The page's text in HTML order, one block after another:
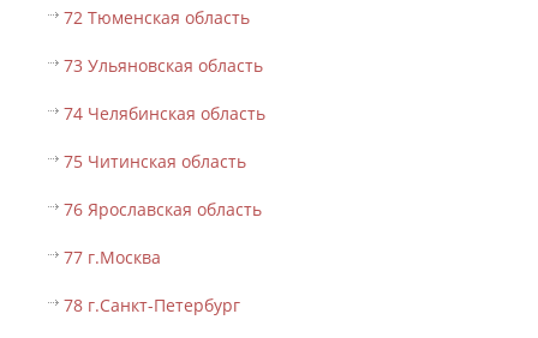
72 Тюменская область
73 Ульяновская область
74 Челябинская область
75 Читинская область
76 Ярославская область
77 г.Москва
78 г.Санкт-Петербург